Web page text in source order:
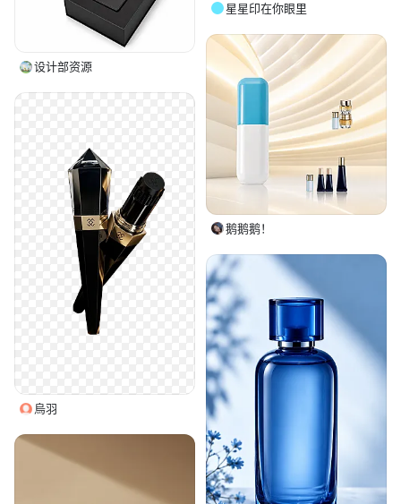
星星印在你眼里
设计部资源
鹅鹅鹅！
烏羽